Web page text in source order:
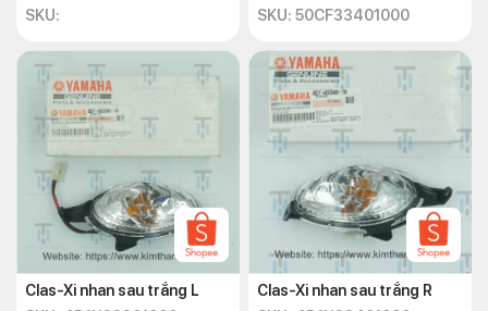
6
Mực
290.000
2NDF477300P0
Đỏ
tươi
290.000
2NDF477300P2 Vàng 290.000
Lưu ý khi lựa chọn cảng sau
SKU:
SKU: 50CF33401000
Clas-Xi nhan sau trắng L
Clas-Xi nhan sau trắng R